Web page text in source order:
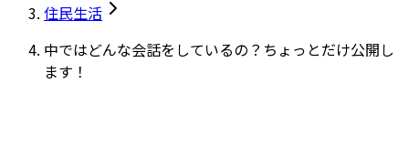
住民生活
中ではどんな会話をしているの？ちょっとだけ公開し
ます！